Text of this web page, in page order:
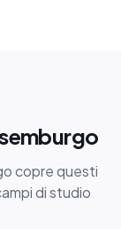
copre questi
di studio